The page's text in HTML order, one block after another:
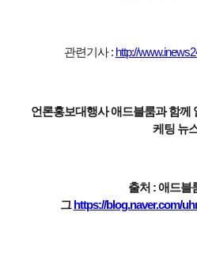
관련기사 : http://
언론홍보대행사 애드블룸과 함께
케팅 뉴
출처 : 애드블
그https://blog.naver.com/